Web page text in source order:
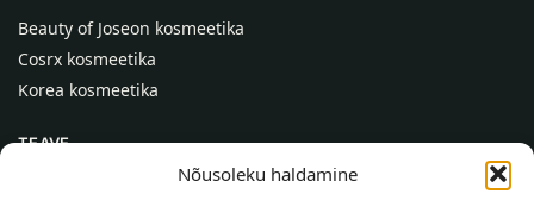
Nõusoleku haldamine
Beauty of Joseon kosmeetika
Cosrx kosmeetika
Korea kosmeetika
TEAVE